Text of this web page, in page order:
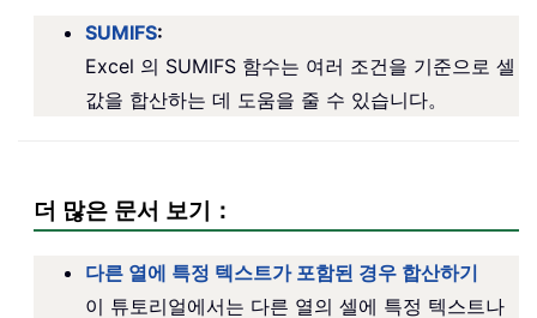
SUMIFS:
Excel 의 SUMIFS 함수는 여러 조건을 기준으로 셀
값을 합산하는 데 도움을 줄 수 있습니다。
더 많은 문서 보기：
다른 열에 특정 텍스트가 포함된 경우 합산하기
이 튜토리얼에서는 다른 열의 셀에 특정 텍스트나